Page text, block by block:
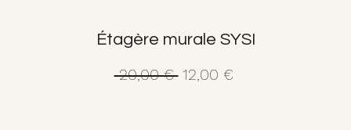
Étagère murale SYSI
20,00 € Prix
12,00 €Prix